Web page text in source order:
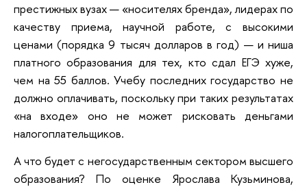
престижных вузах — «носителях бренда», лидерах по
качеству приема, научной работе, с высокими
ценами (порядка 9 тысяч долларов в год) — и ниша
платного образования для тех, кто сдал ЕГЭ хуже,
чем на 55 баллов. Учебу последних государство не
должно оплачивать, поскольку при таких результатах
«на входе» оно не может рисковать деньгами
налогоплательщиков.
А что будет с негосударственным сектором высшего
образования? По оценке Ярослава Кузьминова,